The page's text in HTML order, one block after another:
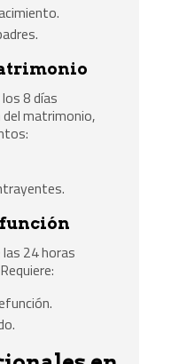
8 días
matrimonio,
24 horas